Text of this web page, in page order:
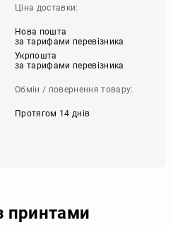
Ціна доставки:
Нова пошта
за тарифами перевізника
Укрпошта
за тарифами перевізника
Обмін / повернення товару:
Протягом 14 днів
принтами